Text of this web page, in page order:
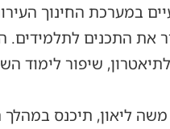
במערכת החינוך
את התכנים
שיפור לימוד
ליאון, תיכנס